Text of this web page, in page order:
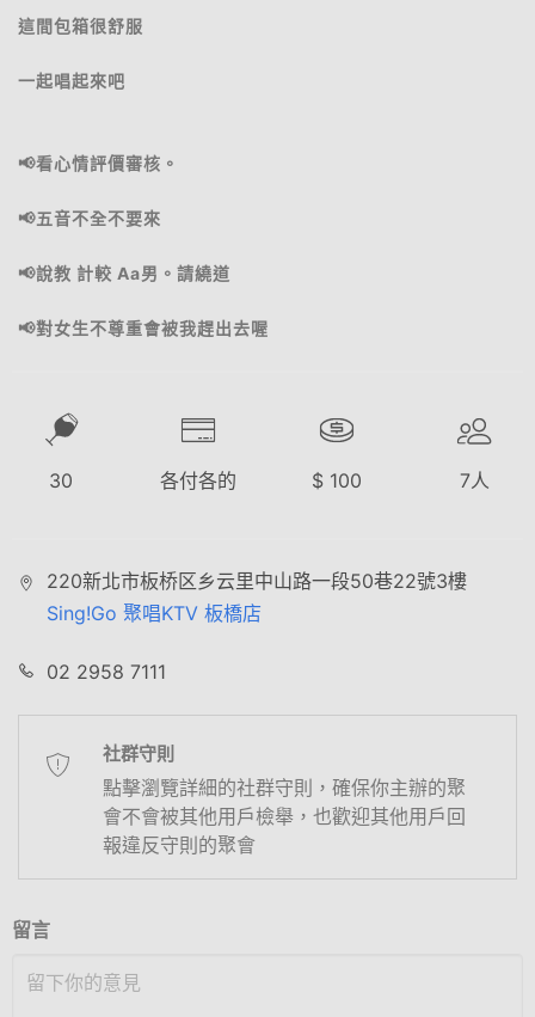
這間包箱很舒服
一起唱起來吧
📢看心情評價審核。
📢五音不全不要來
📢說教 計較 Aa男。請繞道
📢對女生不尊重會被我趕出去喔
30 各付各的 $ 100 7人
220新北市板桥区乡云里中山路一段50巷22號3樓
Sing!Go 聚唱KTV 板橋店
02 2958 7111
社群守則
點擊瀏覽詳細的社群守則，確保你主辦的聚
會不會被其他用戶檢舉，也歡迎其他用戶回
報違反守則的聚會
留言